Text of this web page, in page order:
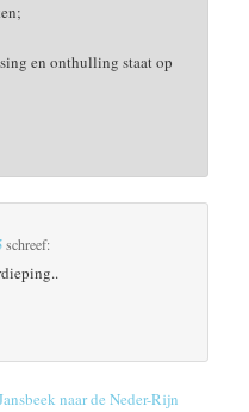
en onthulling staat op
schreef:
naar de Neder-Rijn